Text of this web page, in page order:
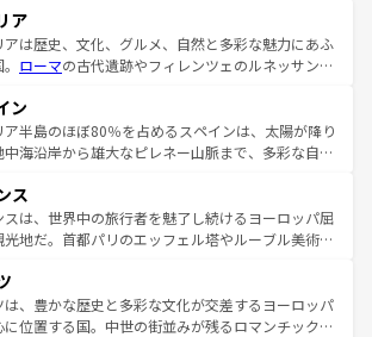
ア
アは歴史、文化、グルメ、自然と多彩な魅力にあふ
ローマの古代遺跡やフィレンツェのルネッサンス
トスカーナの美しい田園風景やアマルフィ海岸の絶
、自然景観も見逃せない。観光の合間には、本場の
パスタなど、絶品のイタリア料理を堪能することも
くれるイタリアで、忘れられない旅をしてみよう！
新着のイタリア情報はコンテンツ一覧 を参照してほ
ン
ア半島のほぼ80％を占めるスペインは、太陽が降り
中海沿岸から雄大なピレネー山脈まで、多彩な自然
根付くこの国では、情熱的なフラメンコ、熱気あふ
牛、そして美味しいタパスが生活の一部となってい
都マドリードの洗練された雰囲気や、バルセロナの
都市、穏やかなビーチリゾートまで多彩な表情を見
地方によって風土や気候が異なるスペインはその個
性で訪れる人を魅了する。 なお、新着のスペイン情報はコ
ス
スは、世界中の旅行者を魅了し続けるヨーロッパ屈
光地だ。首都パリのエッフェル塔やルーブル美術館
広い魅力が詰まっている。華麗な宮殿、歴史的な大
美しいビーチ、そして豊かな自然が、訪れる者を心
了する。また、フランスは美食の国としても知ら
は、豊かな歴史と多彩な文化が交差するヨーロッパ
に位置する国。中世の街並みが残るロマンチック街